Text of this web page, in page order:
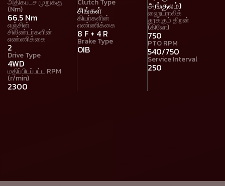
அதிகபட்ச முறுக்கு
(Nm)
66.5 Nm
எஞ்சின்
சிலிண்டர்களின்
எண்ணிக்கை
2
Drive Type
4WD
மதிப்பிடப்பட்ட RPM
(r/min)
2300
Clutch Type
சிங்கள்
கியர்களின்
எண்ணிக்கை
8 F + 4 R
Brake Type
OIB
அங்குலம்)
ஹைட்ராலிக்
தூக்கும் திறன்
(கிலோ)
750
PTO RPM
540/750
Service Interval
250